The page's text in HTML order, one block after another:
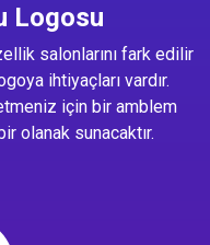
Logosu
salonlarını fark edilir
ihtiyaçları vardır.
için bir amblem
olanak sunacaktır.